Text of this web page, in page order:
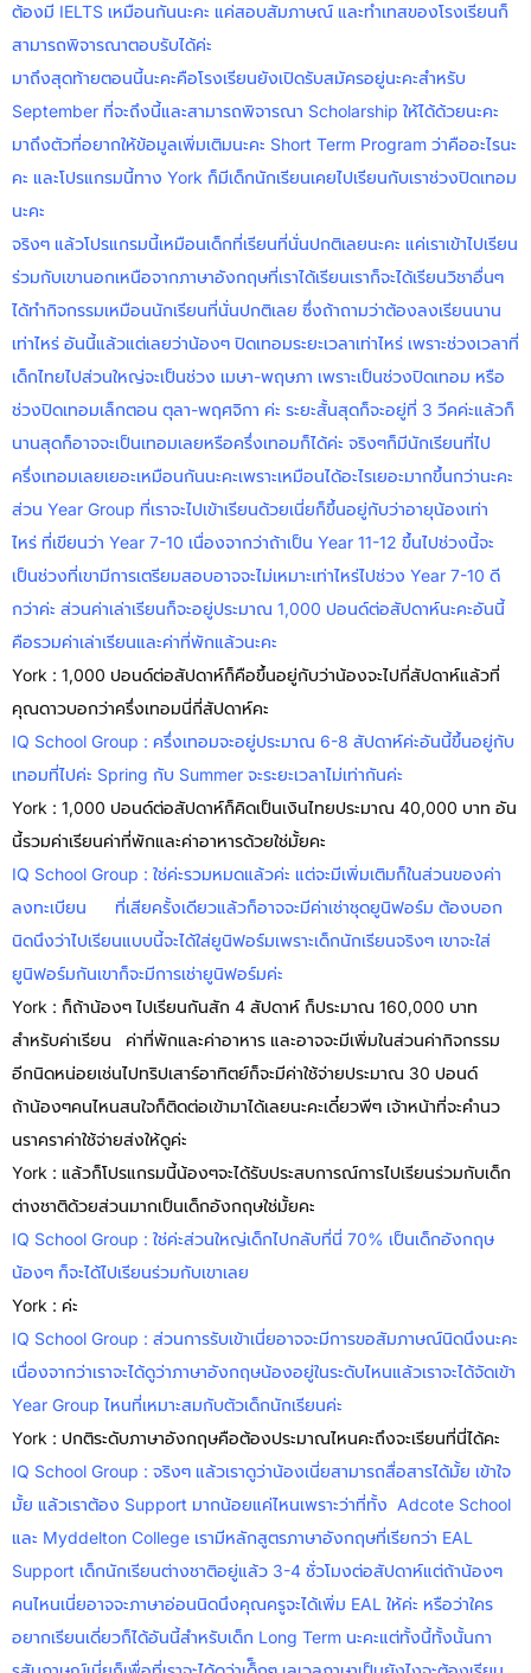
ต้องมี IELTS เหมือนกันนะคะ แค่สอบสัมภาษณ์ และทำเทสของโรงเรียนก็
สามารถพิจารณาตอบรับได้ค่ะ
มาถึงสุดท้ายตอนนี้นะคะคือโรงเรียนยังเปิดรับสมัครอยู่นะคะสำหรับ
September ที่จะถึงนี้และสามารถพิจารณา Scholarship ให้ได้ด้วยนะคะ
มาถึงตัวที่อยากให้ข้อมูลเพิ่มเติมนะคะ Short Term Program ว่าคืออะไรนะ
คะ และโปรแกรมนี้ทาง York ก็มีเด็กนักเรียนเคยไปเรียนกับเราช่วงปิดเทอม
นะคะ
จริงๆ แล้วโปรแกรมนี้เหมือนเด็กที่เรียนที่นั่นปกติเลยนะคะ แค่เราเข้าไปเรียน
ร่วมกับเขานอกเหนือจากภาษาอังกฤษที่เราได้เรียนเราก็จะได้เรียนวิชาอื่นๆ
ได้ทำกิจกรรมเหมือนนักเรียนที่นั่นปกติเลย ซึ่งถ้าถามว่าต้องลงเรียนนาน
เท่าไหร่ อันนี้แล้วแต่เลยว่าน้องๆ ปิดเทอมระยะเวลาเท่าไหร่ เพราะช่วงเวลาที่
เด็กไทยไปส่วนใหญ่จะเป็นช่วง เมษา-พฤษภา เพราะเป็นช่วงปิดเทอม หรือ
ช่วงปิดเทอมเล็กตอน ตุลา-พฤศจิกา ค่ะ ระยะสั้นสุดก็จะอยู่ที่ 3 วีคค่ะแล้วก็
นานสุดก็อาจจะเป็นเทอมเลยหรือครึ่งเทอมก็ได้ค่ะ จริงๆก็มีนักเรียนที่ไป
ครึ่งเทอมเลยเยอะเหมือนกันนะคะเพราะเหมือนได้อะไรเยอะมากขึ้นกว่านะคะ
ส่วน Year Group ที่เราจะไปเข้าเรียนด้วยเนี่ยก็ขึ้นอยู่กับว่าอายุน้องเท่า
ไหร่ ที่เขียนว่า Year 7-10 เนื่องจากว่าถ้าเป็น Year 11-12 ขึ้นไปช่วงนี้จะ
เป็นช่วงที่เขามีการเตรียมสอบอาจจะไม่เหมาะเท่าไหร่ไปช่วง Year 7-10 ดี
กว่าค่ะ ส่วนค่าเล่าเรียนก็จะอยู่ประมาณ 1,000 ปอนด์ต่อสัปดาห์นะคะอันนี้
คือรวมค่าเล่าเรียนและค่าที่พักแล้วนะคะ
York : 1,000 ปอนด์ต่อสัปดาห์ก็คือขึ้นอยู่กับว่าน้องจะไปกี่สัปดาห์แล้วที่
คุณดาวบอกว่าครึ่งเทอมนี่กี่สัปดาห์คะ
IQ School Group : ครึ่งเทอมจะอยู่ประมาณ 6-8 สัปดาห์ค่ะอันนี้ขึ้นอยู่กับ
เทอมที่ไปค่ะ Spring กับ Summer จะระยะเวลาไม่เท่ากันค่ะ
York : 1,000 ปอนด์ต่อสัปดาห์ก็คิดเป็นเงินไทยประมาณ 40,000 บาท อัน
นี้รวมค่าเรียนค่าที่พักและค่าอาหารด้วยใช่มั้ยคะ
IQ School Group : ใช่ค่ะรวมหมดแล้วค่ะ แต่จะมีเพิ่มเติมก็ในส่วนของค่า
ลงทะเบียน ที่เสียครั้งเดียวแล้วก็อาจจะมีค่าเช่าชุดยูนิฟอร์ม ต้องบอก
นิดนึงว่าไปเรียนแบบนี้จะได้ใส่ยูนิฟอร์มเพราะเด็กนักเรียนจริงๆ เขาจะใส่
ยูนิฟอร์มกันเขาก็จะมีการเช่ายูนิฟอร์มค่ะ
York : ก็ถ้าน้องๆ ไปเรียนกันสัก 4 สัปดาห์ ก็ประมาณ 160,000 บาท
สำหรับค่าเรียน ค่าที่พักและค่าอาหาร และอาจจะมีเพิ่มในส่วนค่ากิจกรรม
อีกนิดหน่อยเช่นไปทริปเสาร์อาทิตย์ก็จะมีค่าใช้จ่ายประมาณ 30 ปอนด์
ถ้าน้องๆคนไหนสนใจก็ติดต่อเข้ามาได้เลยนะคะเดี๋ยวพีๆ เจ้าหน้าที่จะคำนว
นราคราค่าใช้จ่ายส่งให้ดูค่ะ
York : แล้วก็โปรแกรมนี้น้องๆจะได้รับประสบการณ์การไปเรียนร่วมกับเด็ก
ต่างชาติด้วยส่วนมากเป็นเด็กอังกฤษใช่มั้ยคะ
IQ School Group : ใช่ค่ะส่วนใหญ่เด็กไปกลับที่นี่ 70% เป็นเด็กอังกฤษ
น้องๆ ก็จะได้ไปเรียนร่วมกับเขาเลย
York : ค่ะ
IQ School Group : ส่วนการรับเข้าเนี่ยอาจจะมีการขอสัมภาษณ์นิดนึงนะคะ
เนื่องจากว่าเราจะได้ดูว่าภาษาอังกฤษน้องอยู่ในระดับไหนแล้วเราจะได้จัดเข้า
Year Group ไหนที่เหมาะสมกับตัวเด็กนักเรียนค่ะ
York : ปกติระดับภาษาอังกฤษคือต้องประมาณไหนคะถึงจะเรียนที่นี่ได้คะ
IQ School Group : จริงๆ แล้วเราดูว่าน้องเนี่ยสามารถสื่อสารได้มั้ย เข้าใจ
มั้ย แล้วเราต้อง Support มากน้อยแค่ไหนเพราะว่าที่ทั้ง Adcote School
และ Myddelton College เรามีหลักสูตรภาษาอังกฤษที่เรียกว่า EAL
Support เด็กนักเรียนต่างชาติอยู่แล้ว 3-4 ชั่วโมงต่อสัปดาห์แต่ถ้าน้องๆ
คนไหนเนี่ยอาจจะภาษาอ่อนนิดนึงคุณครูจะได้เพิ่ม EAL ให้ค่ะ หรือว่าใคร
อยากเรียนเดี่ยวก็ได้อันนี้สำหรับเด็ก Long Term นะคะแต่ทั้งนี้ทั้งนั้นกา